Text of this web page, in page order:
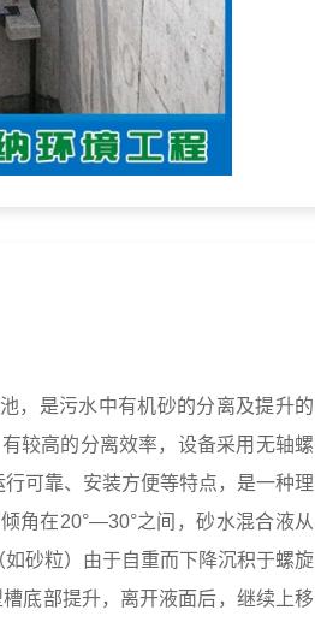
，是污水中有机砂的分离及提升的
较高的分离效率，设备采用无轴螺
可靠、安装方便等特点，是一种理
角在20°—30°之间，砂水混合液从
砂粒）由于自重而下降沉积于螺旋
底部提升，离开液面后，继续上移